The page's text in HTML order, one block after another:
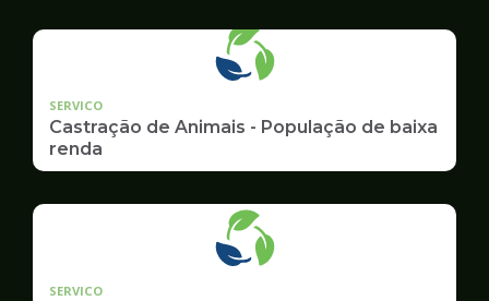
SERVICO
Castração de Animais - População de baixa
renda
SERVICO